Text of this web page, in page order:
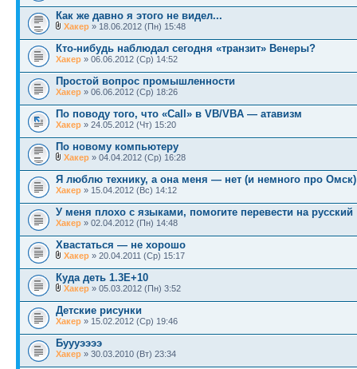
Как же давно я этого не видел...
Хакер » 18.06.2012 (Пн) 15:48
Кто-нибудь наблюдал сегодня «транзит» Венеры?
Хакер » 06.06.2012 (Ср) 14:52
Простой вопрос промышленности
Хакер » 06.06.2012 (Ср) 18:26
По поводу того, что «Call» в VB/VBA — атавизм
Хакер » 24.05.2012 (Чт) 15:20
По новому компьютеру
Хакер » 04.04.2012 (Ср) 16:28
Я люблю технику, а она меня — нет (и немного про Омск)
Хакер » 15.04.2012 (Вс) 14:12
У меня плохо с языками, помогите перевести на русский
Хакер » 02.04.2012 (Пн) 14:48
Хвастаться — не хорошо
Хакер » 20.04.2011 (Ср) 15:17
Куда деть 1.3E+10
Хакер » 05.03.2012 (Пн) 3:52
Детские рисунки
Хакер » 15.02.2012 (Ср) 19:46
Буууээээ
Хакер » 30.03.2010 (Вт) 23:34